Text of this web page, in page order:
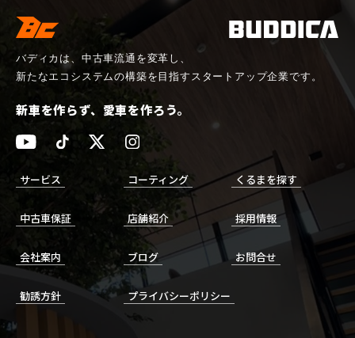
バディカは、中古車流通を変革し、
新たなエコシステムの構築を目指すスタートアップ企業です。
新車を作らず、愛車を作ろう。
サービス コーティング くるまを探す
中古車保証 店舗紹介 採用情報
会社案内 ブログ お問合せ
勧誘方針 プライバシーポリシー